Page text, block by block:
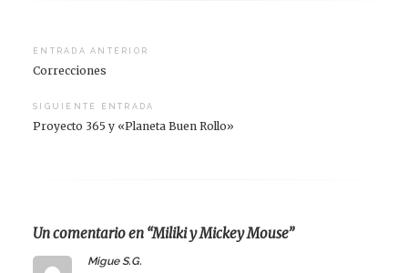
Navegación
de
entradas
ENTRADA ANTERIOR
Correcciones
SIGUIENTE ENTRADA
Proyecto 365 y «Planeta Buen Rollo»
Un comentario en “Miliki y Mickey Mouse”
Migue S.G.